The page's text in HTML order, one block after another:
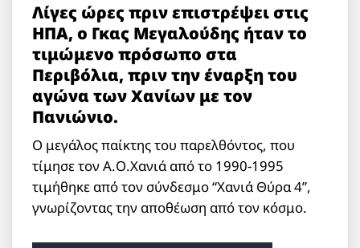
Λίγες ώρες πριν επιστρέψει στις
ΗΠΑ, ο Γκας Μεγαλούδης ήταν το
τιμώμενο πρόσωπο στα
Περιβόλια, πριν την έναρξη του
αγώνα των Χανίων με τον
Πανιώνιο.
Ο μεγάλος παίκτης του παρελθόντος, που
τίμησε τον Α.Ο.Χανιά από το 1990-1995
τιμήθηκε από τον σύνδεσμο “Χανιά Θύρα 4”,
γνωρίζοντας την αποθέωση από τον κόσμο.